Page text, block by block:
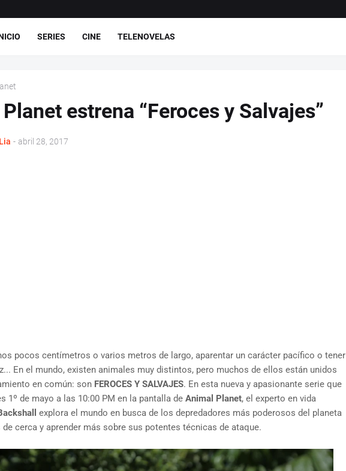
SERIES CINE TELENOVELAS
estrena “Feroces y Salvajes”
Lia - abril 28, 2017
pocos centímetros o varios metros de largo, aparentar un carácter pacífico o tener
En el mundo, existen animales muy distintos, pero muchos de ellos están unidos
en común: son FEROCES Y SALVAJES. En esta nueva y apasionante serie que
1º de mayo a las 10:00 PM en la pantalla de Animal Planet, el experto en vida
explora el mundo en busca de los depredadores más poderosos del planeta
cerca y aprender más sobre sus potentes técnicas de ataque.